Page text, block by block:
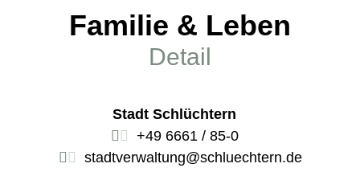
Familie & Leben
Detail
Stadt Schlüchtern
+49 6661 / 85-0
stadtverwaltung@schluechtern.de